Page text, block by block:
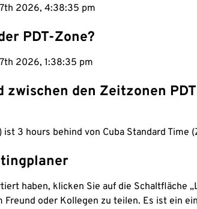
2026, 4:38:36 pm
PDT-Zone?
2026, 1:38:36 pm
zwischen den Zeitzonen
3 hours behind von Cuba Standard Time
haben, klicken Sie auf die Schaltfläche
oder Kollegen zu teilen. Es ist ein